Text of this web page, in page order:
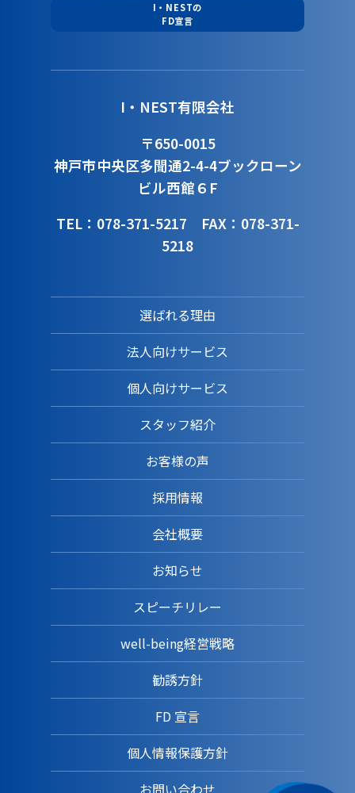
I・NESTの
FD宣言
I・NEST有限会社
〒650-0015
神戸市中央区多聞通2-4-4ブックローン
ビル西館６F
TEL：078-371-5217 FAX：078-371-
5218
選ばれる理由
法人向けサービス
個人向けサービス
スタッフ紹介
お客様の声
採用情報
会社概要
お知らせ
スピーチリレー
well-being経営戦略
勧誘方針
FD 宣言
個人情報保護方針
お問い合わせ